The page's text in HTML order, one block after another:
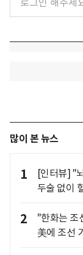
많이 본 뉴스
1
[인터뷰] "
두술 없이
2
"한화는 조
美에 조선